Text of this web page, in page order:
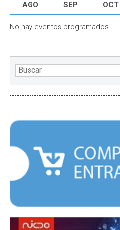
AGO SEP OCT
No hay eventos programados.